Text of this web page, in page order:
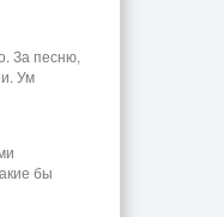
За песню,
Ум
бы